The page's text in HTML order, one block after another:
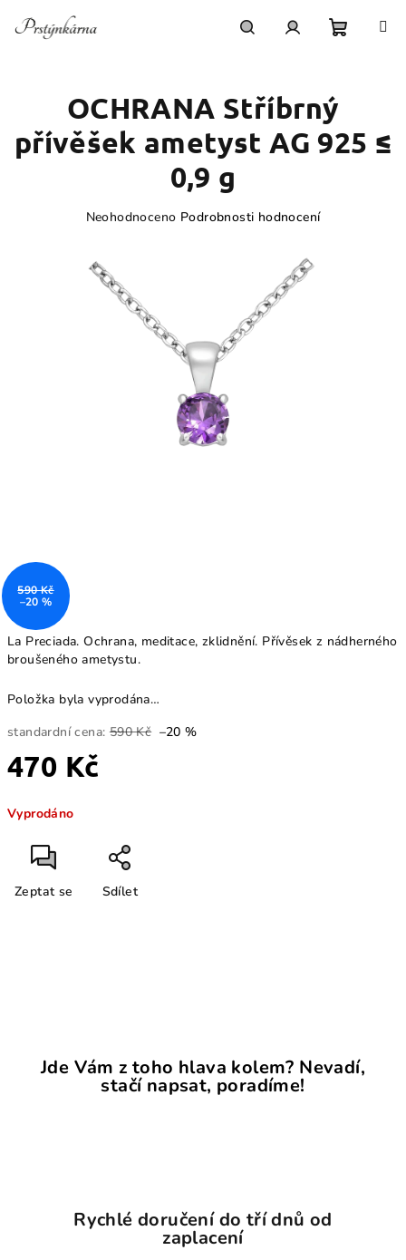
košík
La Preciada. Ochrana, meditace, zklidnění. Přívěsek z nádherného
broušeného ametystu.
Položka byla vyprodána…
standardní cena: 590 Kč –20 %
470 Kč
cena:
Vyprodáno
Zeptat se Sdílet
OCHRANA Stříbrný
přívěšek ametyst AG 925 ≤
0,9 g
Neohodnoceno Podrobnosti hodnocení
590 Kč
–20 %
Jde Vám z toho hlava kolem? Nevadí,
stačí napsat, poradíme!
Rychlé doručení do tří dnů od
zaplacení